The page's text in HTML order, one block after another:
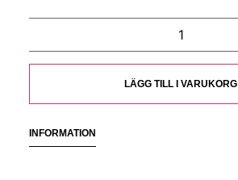
LÄGG TILL I VARUKORG
INFORMATION